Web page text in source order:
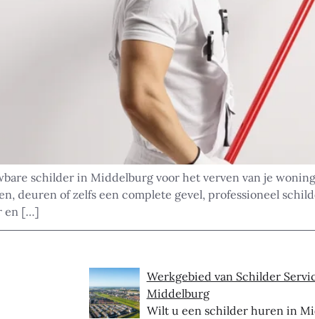
schilder in Middelburg voor het verven van je
deuren of zelfs een complete gevel, professioneel
en […]
Werkgebied van Schilder
Middelburg
Wilt u een schilder huren in